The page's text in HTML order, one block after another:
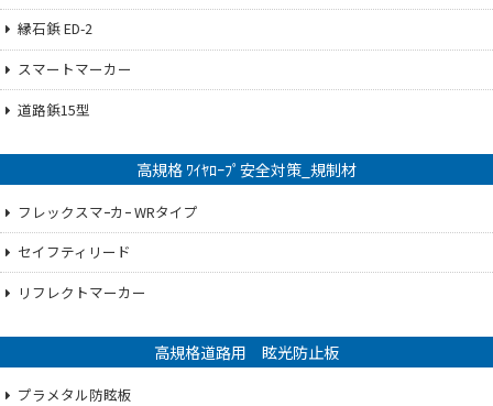
縁石鋲 ED-2
スマートマーカー
道路鋲15型
高規格 ﾜｲﾔﾛｰﾌﾟ安全対策_規制材
フレックスマｰカｰ WRタイプ
セイフティリード
リフレクトマーカー
高規格道路用 眩光防止板
プラメタル防眩板